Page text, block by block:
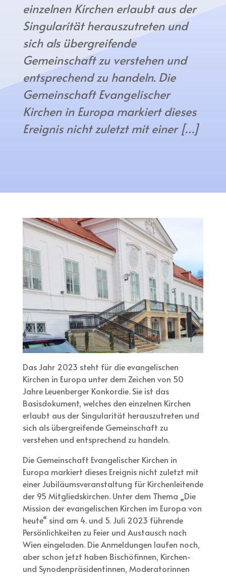
einzelnen Kirchen erlaubt aus der
Singularität herauszutreten und
sich als übergreifende
Gemeinschaft zu verstehen und
entsprechend zu handeln. Die
Gemeinschaft Evangelischer
Kirchen in Europa markiert dieses
Ereignis nicht zuletzt mit einer […]
Das Jahr 2023 steht für die evangelischen
Kirchen in Europa unter dem Zeichen von 50
Jahre Leuenberger Konkordie. Sie ist das
Basisdokument, welches den einzelnen Kirchen
erlaubt aus der Singularität herauszutreten und
sich als übergreifende Gemeinschaft zu
verstehen und entsprechend zu handeln.
Die Gemeinschaft Evangelischer Kirchen in
Europa markiert dieses Ereignis nicht zuletzt mit
einer Jubiläumsveranstaltung für Kirchenleitende
der 95 Mitgliedskirchen. Unter dem Thema „Die
Mission der evangelischen Kirchen im Europa von
heute“ sind am 4. und 5. Juli 2023 führende
Persönlichkeiten zu Feier und Austausch nach
Wien eingeladen. Die Anmeldungen laufen noch,
aber schon jetzt haben Bischöfinnen, Kirchen-
und Synodenpräsidentinnen, Moderatorinnen